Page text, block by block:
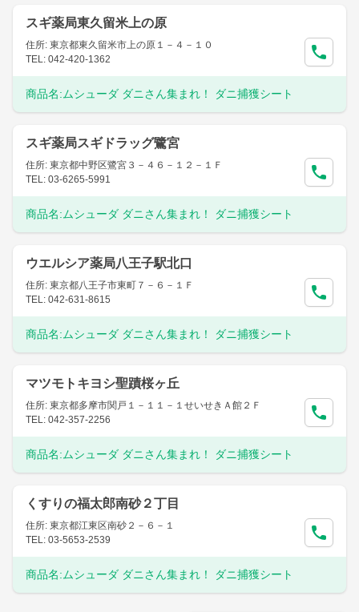
スギ薬局東久留米上の原
住所: 東京都東久留米市上の原１－４－１０
TEL: 042-420-1362
商品名: ムシューダ ダニさん集まれ！ ダニ捕獲シート
スギ薬局スギドラッグ鷺宮
住所: 東京都中野区鷺宮３－４６－１２－１Ｆ
TEL: 03-6265-5991
商品名: ムシューダ ダニさん集まれ！ ダニ捕獲シート
ウエルシア薬局八王子駅北口
住所: 東京都八王子市東町７－６－１Ｆ
TEL: 042-631-8615
商品名: ムシューダ ダニさん集まれ！ ダニ捕獲シート
マツモトキヨシ聖蹟桜ヶ丘
住所: 東京都多摩市関戸１－１１－１せいせきＡ館２Ｆ
TEL: 042-357-2256
商品名: ムシューダ ダニさん集まれ！ ダニ捕獲シート
くすりの福太郎南砂２丁目
住所: 東京都江東区南砂２－６－１
TEL: 03-5653-2539
商品名: ムシューダ ダニさん集まれ！ ダニ捕獲シート